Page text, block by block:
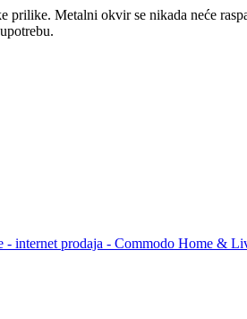
prilike. Metalni okvir se nikada neće